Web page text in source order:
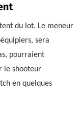
du lot. Le meneur
sera
pourraient
le shooteur
en quelques